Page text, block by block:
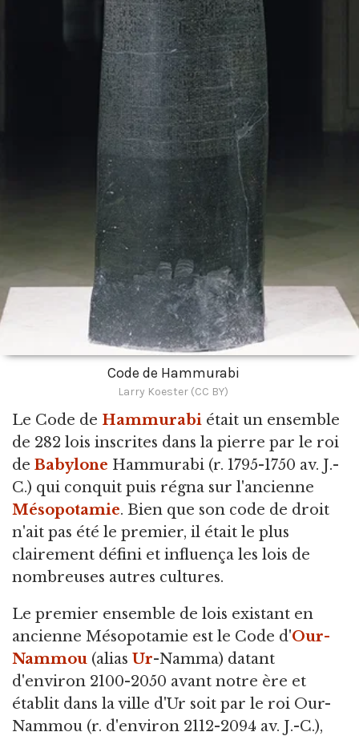
Code de Hammurabi
Larry Koester (CC BY)
Le Code de Hammurabi était un ensemble
de 282 lois inscrites dans la pierre par le roi
de Babylone Hammurabi (r. 1795-1750 av. J.-
C.) qui conquit puis régna sur l'ancienne
Mésopotamie. Bien que son code de droit
n'ait pas été le premier, il était le plus
clairement défini et influença les lois de
nombreuses autres cultures.
Le premier ensemble de lois existant en
ancienne Mésopotamie est le Code d'Our-
Nammou (alias Ur-Namma) datant
d'environ 2100-2050 avant notre ère et
établit dans la ville d'Ur soit par le roi Our-
Nammou (r. d'environ 2112-2094 av. J.-C.),